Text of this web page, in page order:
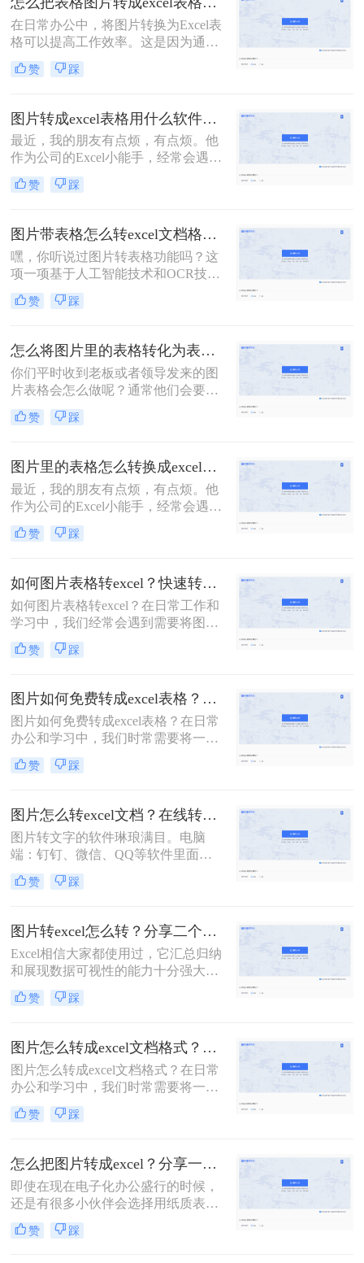
一起来看看吧。
在日常办公中，将图片转换为Excel表
格可以提高工作效率。这是因为通过
转换图片，您可以将表格中的数据直
接输入到Excel中，从而避免手动输入
可以进行编辑和格式化，使其更具可
读性和专业性。因此，在处理大量数
据时，将图片转换为Excel表格将会是
一个非常有用的工具。以下是怎么把
表格图片转成excel表格工具了，一起
看看吧！
赞 踩
图片转成excel表格用什么软件？这二个软件不错！
最近，我的朋友有点烦，有点烦。他
作为公司的Excel小能手，经常会遇到
同事发Excel表过来咨询的情况。他们
的口头禅通常都是：“大神，大神，
对呢？”顺带一张Excel截图。对，是
截图！如何在一张截图上发现问题，
查找答案呢？这是一个问题。更大的
问题是，老板也喜欢这样
赞 踩
图片带表格怎么转excel文档格式？试试这个在线方法!
嘿，你听说过图片转表格功能吗？这
项一项基于人工智能技术和OCR技术
的功能，它让我们可以轻松将手头的
表格图片变成可编辑的电子表格。听
就像魔法一样呢？哈哈，今天就让我
来想你介绍图片带表格怎么转excel文
档格式吧。请你跟随我的步骤，让我
们一起去揭开这个神秘面纱吧！
赞 踩
怎么将图片里的表格转化为表格？可以试试这三个方法！
你们平时收到老板或者领导发来的图
片表格会怎么做呢？通常他们会要求
我们将图片中的表格数据重新整理；
如果我们重新绘制表格的话，未免过
将图片转为表格，这样就能自由编辑
了。那么你们知道怎么将图片里的表
格转化为表格吗？下面小编就总结了
三个实用的转换技巧给大家！
赞 踩
图片里的表格怎么转换成excel？两个方法教会你！
最近，我的朋友有点烦，有点烦。他
作为公司的Excel小能手，经常会遇到
同事发Excel表过来咨询的情况。他们
的口头禅通常都是：“大神，大神，
对呢？”顺带一张Excel截图。对，是
截图！如何在一张截图上发现问题，
查找答案呢？这是一个问题。更大的
问题是，老板也喜欢这样……今天就
来给大家分享一个技巧，「图片里的
表格怎么转换成excel」
赞 踩
如何图片表格转excel？快速转换方式分享！
如何图片表格转excel？在日常工作和
学习中，我们经常会遇到需要将图片
中的表格转换成Excel的情况。这时
候，如果能够快速、准确地将图片中
们的工作效率。将图片里的表格转换
成Excel是很多人需要进行的工作,但
操作起来可能比较复杂。那么，有没
有什么方法可以实现这个需求呢？下
面就为大家介绍一种常用的方法。
赞 踩
图片如何免费转成excel表格？你该知道这二种转换方法！
图片如何免费转成excel表格？在日常
办公和学习中，我们时常需要将一些
图片中的表格转化为Excel表格，以便
于我们更方便地编辑和使用。将图片
可视化方法，可以帮助我们更好地管
理和分析数据。
赞 踩
图片怎么转excel文档？在线转换表格的方法！
图片转文字的软件琳琅满目。电脑
端：钉钉、微信、QQ等软件里面都
集成了识图功能；手机端：智能手机
自带识图功能也很方便。虽然图片转
格却有些棘手。转换后的效果惨不忍
睹，还要一行一行进行数据核对，还
不如手动输入。今天给各位小伙伴分
享图片怎么转excel文档？操作起来很
快捷方便，只需几个步骤即可实现免
费图片转表格的功能。
赞 踩
图片转excel怎么转？分享二个免费方法！
Excel相信大家都使用过，它汇总归纳
和展现数据可视性的能力十分强大。
有时我们需要将图片中的数据转成
Excel表格，有没有转换后和原图保持
实用转换方法，一起来看看图片转
excel怎么转吧。
赞 踩
图片怎么转成excel文档格式？教你几步轻松在线转换
图片怎么转成excel文档格式？在日常
办公和学习中，我们时常需要将一些
图片中的表格转化为Excel表格，以便
于我们更方便地编辑和使用。将图片
可视化方法，可以帮助我们更好地管
理和分析数据。
赞 踩
怎么把图片转成excel？分享一个图片转excel表格的方法
即使在现在电子化办公盛行的时候，
还是有很多小伙伴会选择用纸质表格
来进行数据统计；可还是因为电子化
办公需要后期还需要将表格整理为电
赞 踩